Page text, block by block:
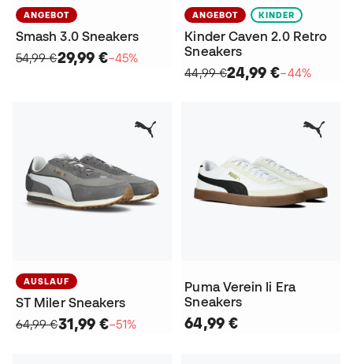
ANGEBOT
Smash 3.0 Sneakers
54,99 €29,99 €−45%
ANGEBOT KINDER
Kinder Caven 2.0 Retro
Sneakers
44,99 €24,99 €−44%
AUSLAUF
ST Miler Sneakers
64,99 €31,99 €−51%
Puma Verein Ii Era
Sneakers
64,99 €